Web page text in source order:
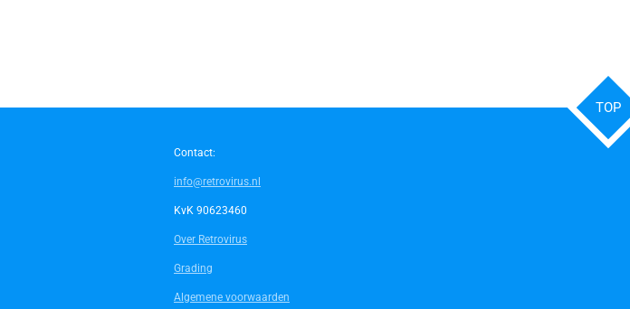
TOP
Contact:
info@retrovirus.nl
KvK 90623460
Over Retrovirus
Grading
Algemene voorwaarden